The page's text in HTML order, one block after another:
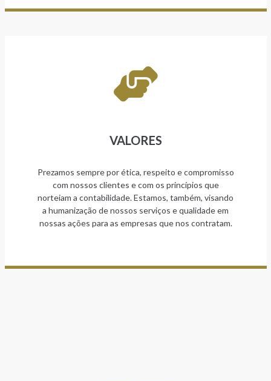
VALORES
Prezamos sempre por ética, respeito e compromisso
com nossos clientes e com os princípios que
norteiam a contabilidade. Estamos, também, visando
a humanização de nossos serviços e qualidade em
nossas ações para as empresas que nos contratam.